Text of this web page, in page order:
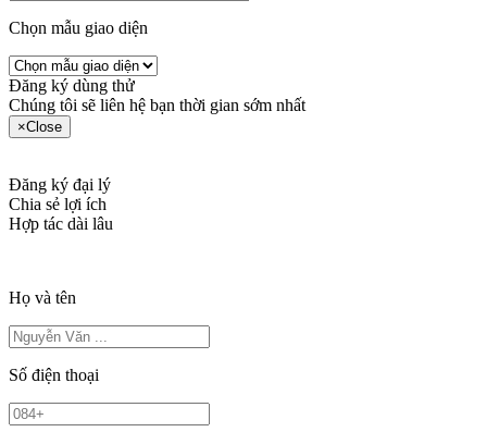
Chọn mẫu giao diện
Đăng ký dùng thử
Chúng tôi sẽ liên hệ bạn thời gian sớm nhất
×Close
Đăng ký đại lý
Chia sẻ lợi ích
Hợp tác dài lâu
Họ và tên
Số điện thoại